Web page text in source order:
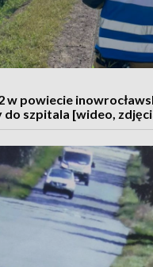
w powiecie
do szpitala [wideo,